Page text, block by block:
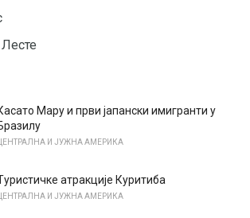
Мару и први јапански имигранти у
И ЈУЖНА АМЕРИКА
атракције Куритиба
ЦЕНТРАЛНА И ЈУЖНА АМЕРИКА